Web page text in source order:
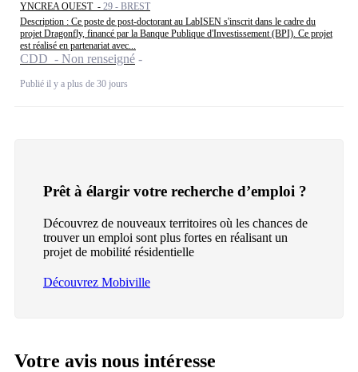
YNCREA OUEST - 29 - BREST
Description : Ce poste de post-doctorant au LabISEN s'inscrit dans le cadre du
projet Dragonfly, financé par la Banque Publique d'Investissement (BPI). Ce projet
est réalisé en partenariat avec...
CDD - Non renseigné
Publié il y a plus de 30 jours
Prêt à élargir votre recherche d’emploi ?
Découvrez de nouveaux territoires où les chances de
trouver un emploi sont plus fortes en réalisant un
projet de mobilité résidentielle
Découvrez Mobiville
Votre avis nous intéresse